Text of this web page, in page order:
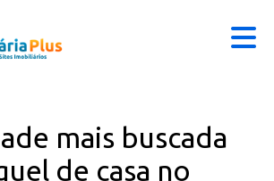
mais buscada
de casa no